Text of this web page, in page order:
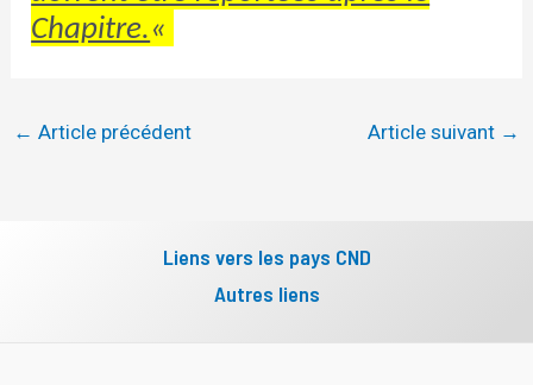
Chapitre.«
← Article précédent Article suivant →
Liens vers les pays CND
Autres liens